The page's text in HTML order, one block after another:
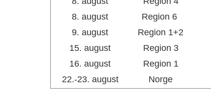
8. august
Region 6
9. august
Region 1+2
15. august
Region 3
16. august
Region 1
22.-23. august
Norge